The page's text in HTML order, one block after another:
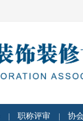
职称评审 协